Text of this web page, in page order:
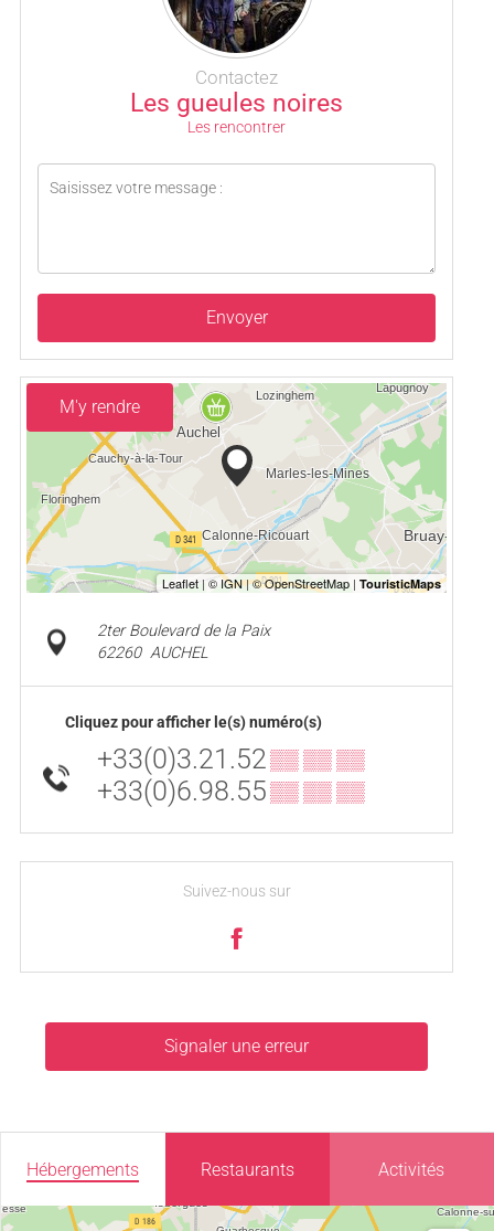
Contactez
Les gueules noires
Les rencontrer
Envoyer
M'y rendre
2ter Boulevard de la Paix
62260 AUCHEL
Cliquez pour afficher le(s) numéro(s)
+33(0)3.21.52▒▒ ▒▒ ▒▒
+33(0)6.98.55▒▒ ▒▒ ▒▒
Suivez-nous sur
Signaler une erreur
Hébergements Restaurants Activités